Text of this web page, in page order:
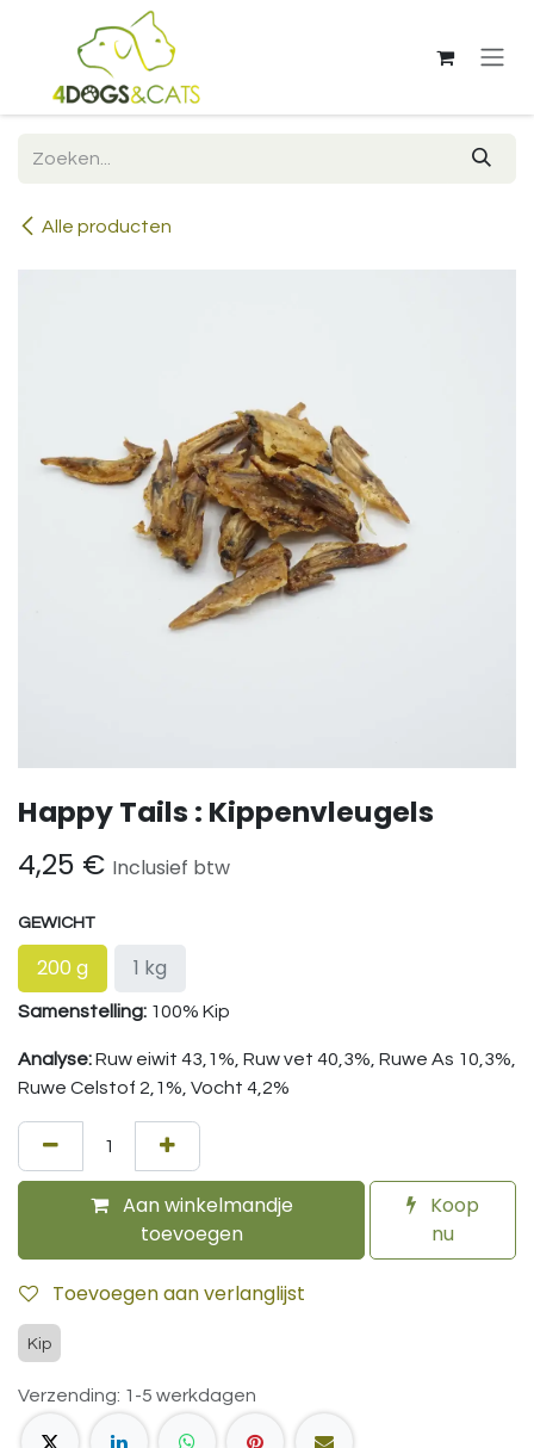
Overslaan naar inhoud
Alle producten
Happy Tails : Kippenvleugels
4,25 € Inclusief btw
GEWICHT
200 g 1 kg
Samenstelling: 100% Kip
Analyse:Ruw eiwit 43,1%, Ruw vet 40,3%, Ruwe As 10,3%,
Ruwe Celstof 2,1%, Vocht 4,2%
Aan winkelmandje
toevoegen
Koop
nu
Toevoegen aan verlanglijst
Kip
Verzending: 1-5 werkdagen